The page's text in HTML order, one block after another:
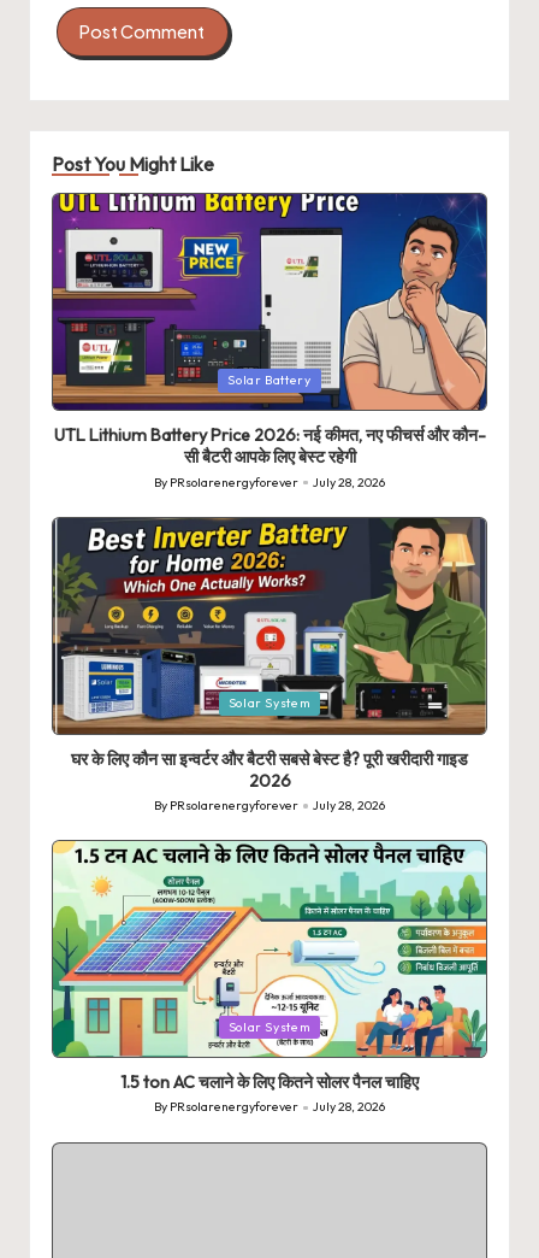
Post You Might Like
Posted
in
Solar Battery
UTL Lithium Battery Price 2026: नई कीमत, नए फीचर्स और कौन-
सी बैटरी आपके लिए बेस्ट रहेगी
Posted
By PRsolarenergyforever July 28, 2026
Posted
in
Solar System
घर के लिए कौन सा इन्वर्टर और बैटरी सबसे बेस्ट है? पूरी खरीदारी गाइड
2026
Posted
by
By PRsolarenergyforever July 28, 2026
Posted
in
Solar System
1.5 ton AC चलाने के लिए कितने सोलर पैनल चाहिए
Posted
By PRsolarenergyforever July 28, 2026